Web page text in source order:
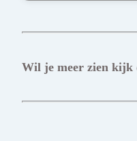
Wil je meer zien kijk